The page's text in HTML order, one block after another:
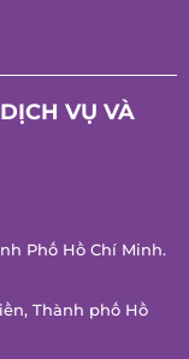
VỤ VÀ
Phố Hồ Chí